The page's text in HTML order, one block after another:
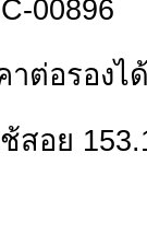
00896
าต่อรองไ
สอย